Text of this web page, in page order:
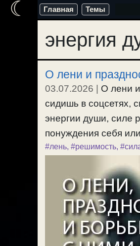
Перейти
содержимому
Главная Темы
энергия
О лени и
03.07.2026
О лени
сидишь в соцсетях,
энергии души, силе
понуждения себя
#лень, #решимость,
☾